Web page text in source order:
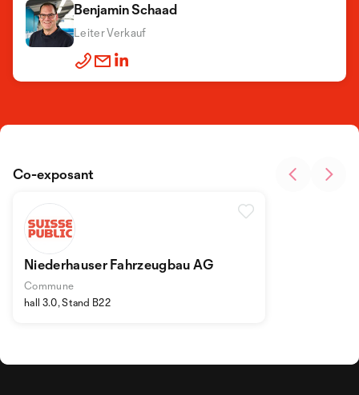
Benjamin Schaad
Leiter Verkauf
Niederhauser Fahrzeugbau AG
Commune
hall 3.0, Stand B22
Co-exposant